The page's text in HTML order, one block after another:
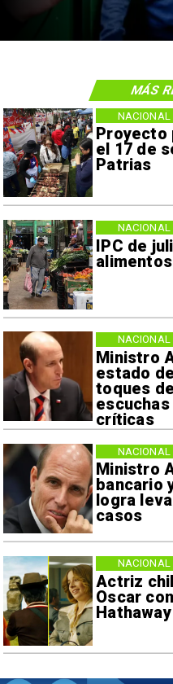
Proyecto
el 17 de
Patrias
NACIONAL
IPC de
NACIONAL
Ministro
estado
toques
críticas
NACIONAL
Ministro
bancario
logra
casos
NACIONAL
Actriz
Oscar
Hathaway
NACIONAL
MÁS